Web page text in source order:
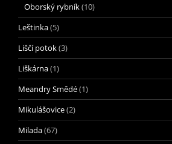
Oborský rybník(10)
Leštinka(5)
Liščí potok(3)
Liškárna(1)
Meandry Smědé(1)
Mikulášovice(2)
Milada(67)